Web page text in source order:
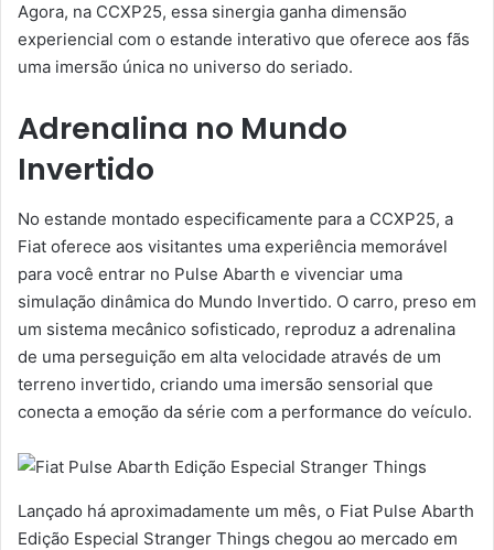
Agora, na CCXP25, essa sinergia ganha dimensão
experiencial com o estande interativo que oferece aos fãs
uma imersão única no universo do seriado.
Adrenalina no Mundo
Invertido
No estande montado especificamente para a CCXP25, a
Fiat oferece aos visitantes uma experiência memorável
para você entrar no Pulse Abarth e vivenciar uma
simulação dinâmica do Mundo Invertido. O carro, preso em
um sistema mecânico sofisticado, reproduz a adrenalina
de uma perseguição em alta velocidade através de um
terreno invertido, criando uma imersão sensorial que
conecta a emoção da série com a performance do veículo.
Lançado há aproximadamente um mês, o Fiat Pulse Abarth
Edição Especial Stranger Things chegou ao mercado em